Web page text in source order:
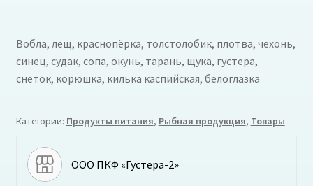
Вобла, лещ, краснопёрка, толстолобик, плотва, чехонь,
синец, судак, сопа, окунь, тарань, щука, густера,
снеток, корюшка, килька каспийская, белоглазка
Категории: Продукты питания, Рыбная продукция, Товары
ООО ПКФ «Густера-2»